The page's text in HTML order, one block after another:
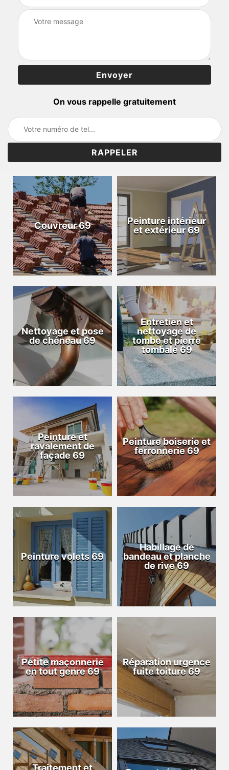
On vous rappelle gratuitement
Couvreur 69
Peinture intérieur
et extérieur 69
Nettoyage et pose
de chéneau 69
Entretien et
nettoyage de
tombe et pierre
tombale 69
Peinture et
ravalement de
façade 69
Peinture boiserie et
ferronnerie 69
Peinture volets 69
Habillage de
bandeau et planche
de rive 69
Petite maçonnerie
en tout genre 69
Réparation urgence
fuite toiture 69
Traitement et